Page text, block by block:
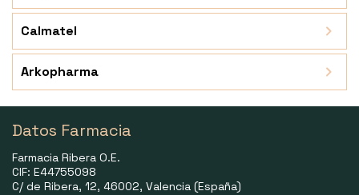
Calmatel
Arkopharma
Datos Farmacia
Farmacia Ribera O.E.
CIF: E44755098
C/ de Ribera, 12, 46002, Valencia (España)